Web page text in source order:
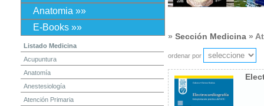
Anatomia »»
E-Books »»
Listado Medicina
Acupuntura
Anatomía
Anestesiología
Atención Primaria
» Sección Medicina »
ordenar por